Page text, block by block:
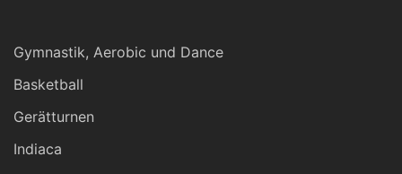
Gymnastik, Aerobic und Dance
Basketball
Gerätturnen
Indiaca